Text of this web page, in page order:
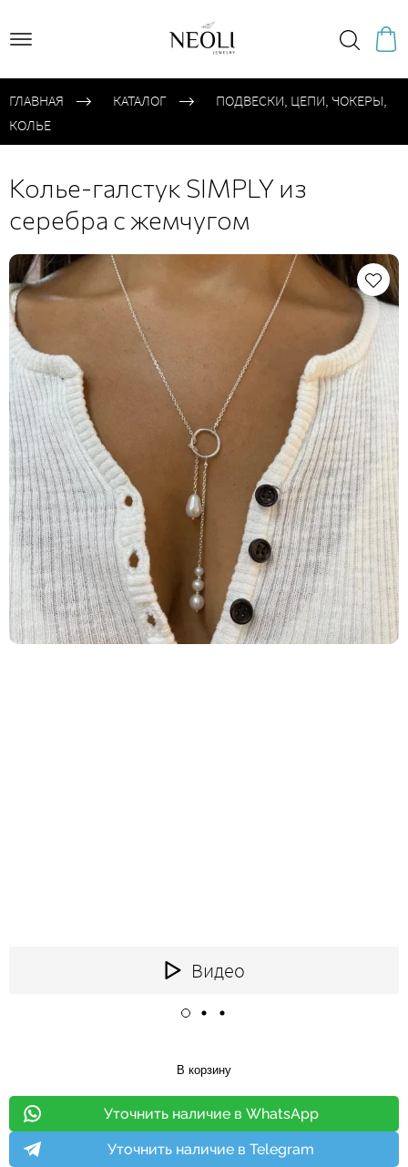
ГЛАВНАЯ КАТАЛОГ
ПОДВЕСКИ, ЦЕПИ, ЧОКЕРЫ,
КОЛЬЕ
Колье-галстук SIMPLY из
серебра с жемчугом
Видео
В корзину
Уточнить наличие в WhatsApp
Уточнить наличие в Telegram